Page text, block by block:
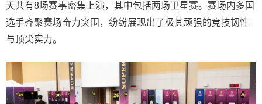
天共有8场赛事密集上演，其中包括两场卫星赛。赛场内多国
选手齐聚赛场奋力突围，纷纷展现出了极其顽强的竞技韧性
与顶尖实力。